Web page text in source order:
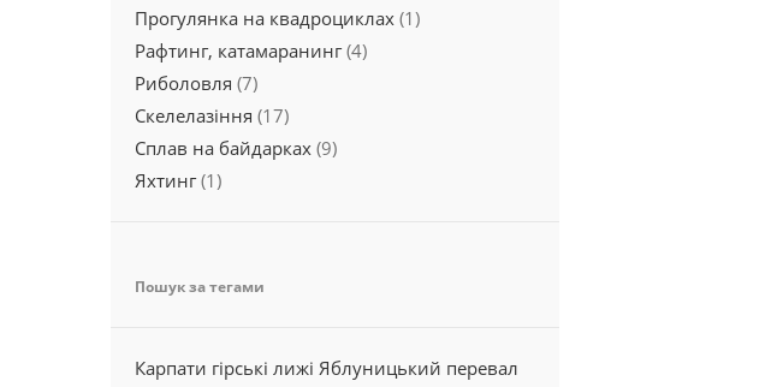
Прогулянка на квадроциклах (1)
Рафтинг, катамаранинг(4)
Риболовля (7)
Скелелазіння (17)
Сплав на байдарках (9)
Яхтинг(1)
Пошук за тегами
Карпати гірські лижі Яблуницький перевал